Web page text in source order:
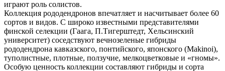
играют роль солистов.
Коллекция рододендронов впечатляет и насчитывает более 60
сортов и видов. С широко известными представителями
финской селекции (Гаага, П.Тигерштедт, Хельсинский
университет) соседствуют вечнозеленые гибриды
рододендрона кавказского, понтийского, японского (Makinoi),
туполистные, плотные, ползучие, мелкоцветковые и «гномы».
Особую ценность коллекции составляют гибриды и сорта